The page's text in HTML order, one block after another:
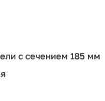
с сечением 185 мм